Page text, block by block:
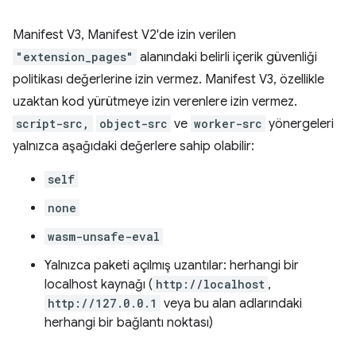
Manifest V3, Manifest V2'de izin verilen
"extension_pages" alanındaki belirli içerik güvenliği
politikası değerlerine izin vermez. Manifest V3, özellikle
uzaktan kod yürütmeye izin verenlere izin vermez.
script-src, object-src ve worker-src yönergeleri
yalnızca aşağıdaki değerlere sahip olabilir:
self
none
wasm-unsafe-eval
Yalnızca paketi açılmış uzantılar: herhangi bir
localhost kaynağı ( http://localhost ,
http://127.0.0.1 veya bu alan adlarındaki
herhangi bir bağlantı noktası)